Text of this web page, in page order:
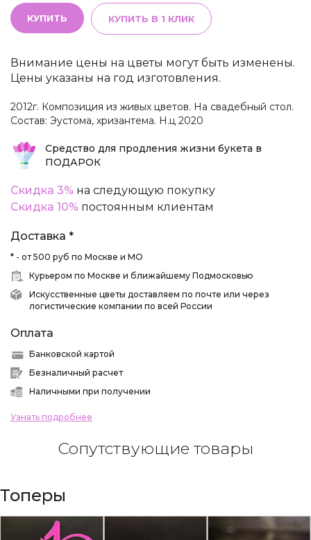
КУПИТЬ КУПИТЬ В 1 КЛИК
Внимание цены на цветы могут быть изменены.
Цены указаны на год изготовления.
2012г. Композиция из живых цветов. На свадебный стол.
Состав: Эустома, хризантема. Н.ц 2020
Средство для продления жизни букета в
ПОДАРОК
Скидка 3% на следующую покупку
Скидка 10% постоянным клиентам
Доставка *
* - от 500 руб по Москве и МО
Курьером по Москве и ближайшему Подмосковью
Искусственные цветы доставляем по почте или через
логистические компании по всей России
Оплата
Банковской картой
Безналичный расчет
Наличными при получении
Узнать подробнее
Сопутствующие товары
Топеры